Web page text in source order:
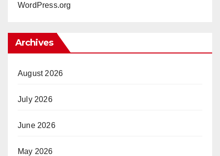
WordPress.org
Archives
August 2026
July 2026
June 2026
May 2026